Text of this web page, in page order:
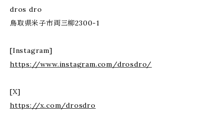
dros dro
鳥取県米子市両三柳2300-1
[Instagram]
https://www.instagram.com/drosdro/
[X]
https://x.com/drosdro